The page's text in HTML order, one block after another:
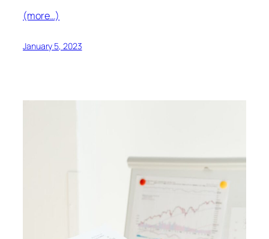
(more…)
January 5, 2023